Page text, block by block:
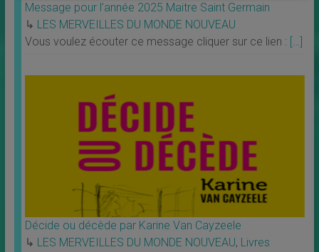
Message pour l’année 2025 Maitre Saint Germain
↳ LES MERVEILLES DU MONDE NOUVEAU
Vous voulez écouter ce message cliquer sur ce lien : […]
Décide ou décède par Karine Van Cayzeele
↳ LES MERVEILLES DU MONDE NOUVEAU, Livres